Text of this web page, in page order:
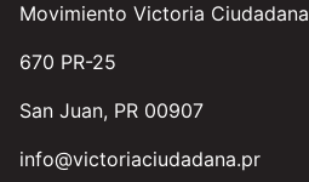
Movimiento Victoria Ciudadana
670 PR-25
San Juan, PR 00907
info@victoriaciudadana.pr